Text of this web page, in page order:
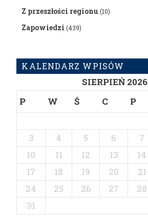
Z przeszłości regionu(10)
Zapowiedzi (439)
KALENDARZ WPISÓW
SIERPIEŃ 2026
P
W Ś C P
3
4 5 6 7
10
11 12 13 14
17
18 19 20 21
24
25 26 27 28
31